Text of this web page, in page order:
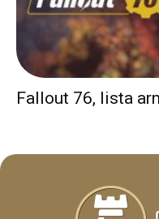
Fallout 76, lista